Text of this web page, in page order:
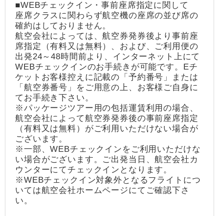
■WEBチェックイン・事前座席指定に関して
座席クラスに関わらず航空機の座席の並び席の
確約はしておりません。
航空会社によっては、航空券発券後より事前座
席指定（有料又は無料）、および、ご利用便の
出発24～48時間前より、インターネット上にて
WEBチェックインのお手続きが可能です。Eチ
ケットお客様控えに記載の「予約番号」または
「航空券番号」をご用意の上、お客様ご自身に
てお手続き下さい。
※パッケージツアー用の包括運賃利用の場合、
航空会社によって航空券発券後の事前座席指定
（有料又は無料）がご利用いただけない場合が
ございます。
※一部、WEBチェックインをご利用いただけな
い場合がございます。ご出発当日、航空会社カ
ウンターにてチェックインとなります。
※WEBチェックイン対象外となるフライトにつ
いては航空会社ホームページにてご確認下さ
い。